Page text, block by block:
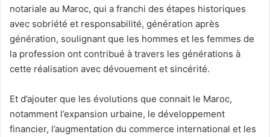
notariale au Maroc, qui a franchi des étapes historiques
avec sobriété et responsabilité, génération après
génération, soulignant que les hommes et les femmes de
la profession ont contribué à travers les générations à
cette réalisation avec dévouement et sincérité.
Et d’ajouter que les évolutions que connait le Maroc,
notamment l’expansion urbaine, le développement
financier, l’augmentation du commerce international et les